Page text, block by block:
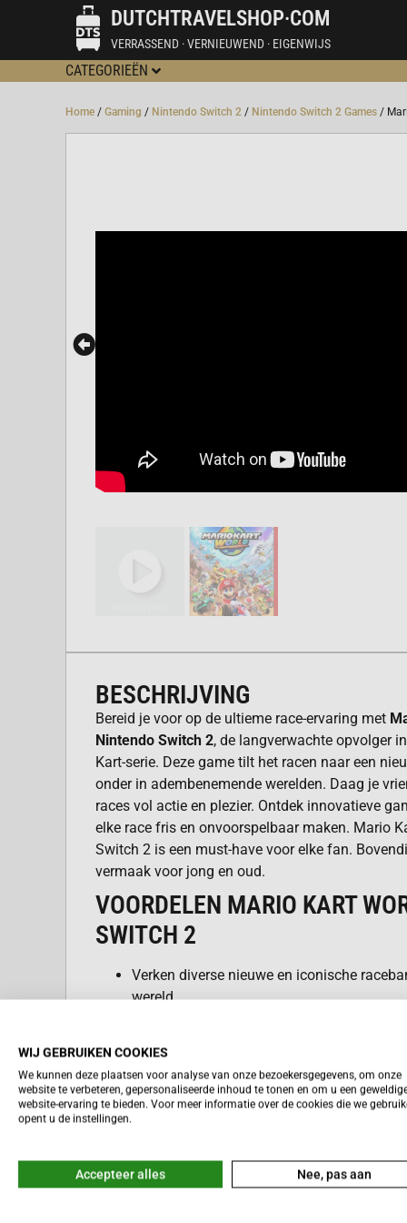
DUTCHTRAVELSHOP·COM
VERRASSEND · VERNIEUWEND · EIGENWIJS
CATEGORIEËN
Home / Gaming / Nintendo Switch 2 / Nintendo Switch 2 Games /
BESCHRIJVING
Bereid je voor op de ultieme race-ervaring met
Nintendo Switch 2, de langverwachte opvolger
Kart-serie. Deze game tilt het racen naar een
onder in adembenemende werelden. Daag je
races vol actie en plezier. Ontdek innovatieve
elke race fris en onvoorspelbaar maken. Mario
Switch 2 is een must-have voor elke fan.
vermaak voor jong en oud.
VOORDELEN MARIO KART
SWITCH 2
Verken diverse nieuwe en iconische
wereld.
Speel met je favoriete personages en
Geniet van verbeterde graphics en
Nintendo Switch 2.
Ervaar innovatieve items en power-ups
voordelen.
Personaliseer je karts met een breed scala
Profiteer van een uitgebreide singleplayer-
Lees meer
WIJ GEBRUIKEN COOKIES
We kunnen deze plaatsen voor analyse van onze bezoekersgegevens, om onze
website te verbeteren, gepersonaliseerde inhoud te tonen en om u een
website-ervaring te bieden. Voor meer informatie over de cookies die we
opent u de instellingen.
Accepteer alles Nee, pas aan